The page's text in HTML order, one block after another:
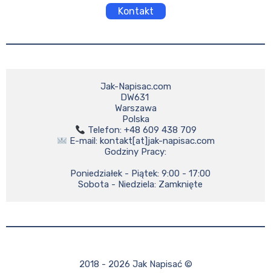
Kontakt
Jak-Napisac.com
DW631
Warszawa
E-mail: kontakt[at]jak-napisac.com
Godziny Pracy:
    Sobota - Niedziela: Zamknięte
2018 - 2026 Jak Napisać ©